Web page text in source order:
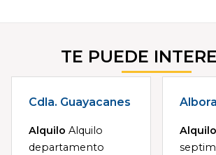
TE PUEDE
Cdla. Guayacanes
Alquilo Alquilo
departamento
Alquilo